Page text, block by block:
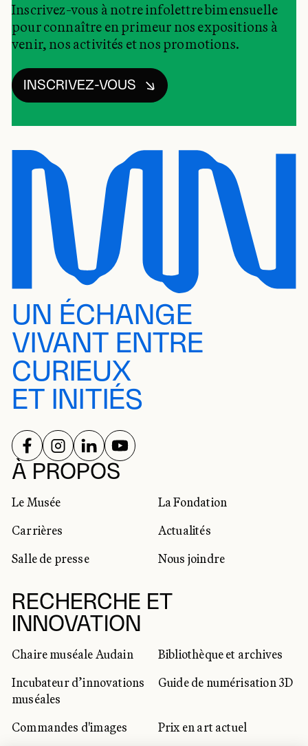
Inscrivez-vous à notre infolettre bimensuelle
pour connaître en primeur nos expositions à
venir, nos activités et nos promotions.
INSCRIVEZ-VOUS
UN ÉCHANGE
VIVANT ENTRE
CURIEUX
ET INITIÉS
À PROPOS
Le Musée
La Fondation
Carrières
Actualités
Salle de presse
Nous joindre
RECHERCHE ET
INNOVATION
Chaire muséale Audain
Bibliothèque et archives
Incubateur d’innovations
muséales
Guide de numérisation 3D
Commandes d'images Prix en art actuel
RÉSEAUX SOCIAUX
SUIVEZ-NOUS SUR
SUIVEZ-NOUS SUR
SUIVEZ-NOUS SUR
SUIVEZ-NOUS SUR